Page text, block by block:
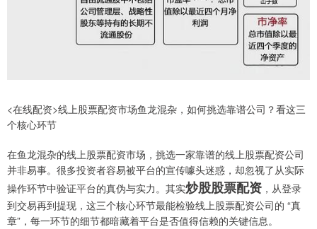
<在线配资>线上股票配资市场鱼龙混杂，如何挑选靠谱公司？看这三
个核心环节
在鱼龙混杂的线上股票配资市场，挑选一家靠谱的线上股票配资公司
并非易事。很多投资者容易被平台的宣传噱头迷惑，却忽视了从实际
操作环节中验证平台的真伪与实力。其实炒股股票配资 ，从登录
到交易再到提现，这三个核心环节最能检验线上股票配资公司的 “真
章”，每一环节的细节都暗藏着平台是否值得信赖的关键信息。